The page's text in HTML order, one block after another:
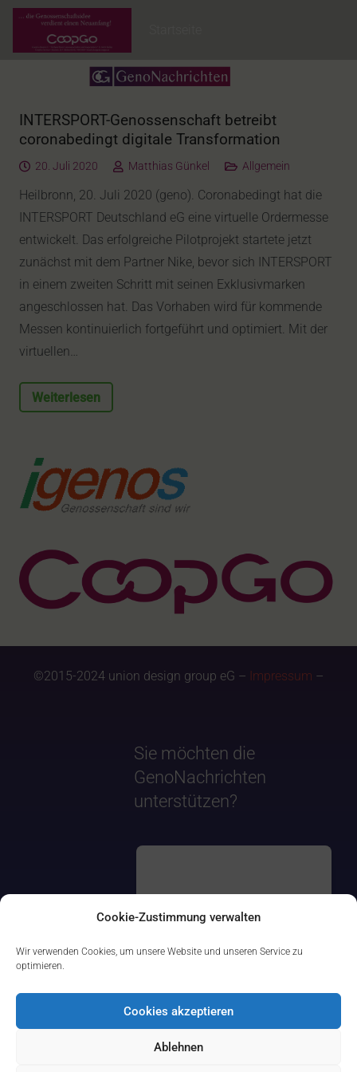
Cookie-Zustimmung verwalten
Wir verwenden Cookies, um unsere Website und unseren Service zu
optimieren.
Cookies akzeptieren
Ablehnen
INTERSPORT-Genossenschaft betreibt
coronabedingt digitale Transformation
20. Juli 2020 Matthias Günkel Allgemein
Heilbronn, 20. Juli 2020 (geno). Coronabedingt hat die
INTERSPORT Deutschland eG eine virtuelle Ordermesse
entwickelt. Das erfolgreiche Pilotprojekt startete jetzt
zunächst mit dem Partner Nike, bevor sich INTERSPORT
in einem zweiten Schritt mit seinen Exklusivmarken
angeschlossen hat. Das Vorhaben wird für kommende
Messen kontinuierlich fortgeführt und optimiert. Mit der
virtuellen…
Weiterlesen
©2015-2024 union design group eG – Impressum –
Sie möchten die
GenoNachrichten
unterstützen?